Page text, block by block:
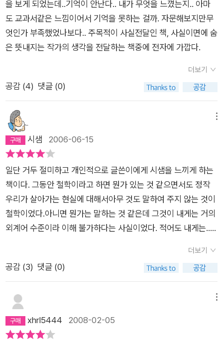
작정하고 설명하고자 하면 백과사전 두께도 모자라지 싶으니까.
정치, 경제, 사회, 문화, 교육, 역사, 철학... 그 어느 것도 사실 따로
놀지 않는다. 모두 유기적으로 혹은 그보다 더 깊게 서로를 간섭
하며 영향을 미치며 작용하고 있다. 그 흐름을 잘 읽을 수 있는
사람이 그 분야 모두 제대로 이해하게 되는 것이 아닐까. 생각해
보면, 내가 수학능력시험을 치를 때에는 그런 까닭에 과목을 섞어
이 섞여 있는 모양. 그래서 어느 한 과목이 조금 약해도, 다른 과
목의 지식에 기대어 문제를 풀 수 있게 출제했었는데, 요새는 영
역이 다 세분화되어서(시험지조차 구분되어 있다) 이전같은 기대
기(?)는 조금 힘들지 싶다. 그러나 시험문제는 따로 각각일지라
도 우리의 생활과 삶, 전체에서는 모두 섞이어 작용하는 그들이
니, 다양한 분야에 대한 긍정적인 관심은 늘 필요하지 싶다. 그리
고 그런 관심을 끌어오는 데에는 이같은 대중서가 큰 역할을 하기
마련이다. 작가의 부지런함에 고마움을 표하며, 다음 만남도 기
대해 본다.
을 보게 되었는데..기억이 안난다.. 내가 무엇을 느꼈는지.. 아마
도 교과서같은 느낌이어서 기억을 못하는 걸까. 자문해보지만무
엇인가 부족했었나보다.. 주목적이 사실전달인 책, 사실이면에 숨
은 뜻내지는 작가의 생각을 전달하는 책중에 전자에 가깝다.
더보기
공감 (4) 댓글 (0)
시샘 2006-06-15
일단 거두 절미하고 개인적으로 글쓴이에게 시샘을 느끼게 하는
책이다. 그동안 철학이라고 하면 뭔가 있는 것 같으면서도 정작
우리가 살아가는 현실에 대해서아무 것도 말하여 주지 않는 것이
철학이었다.아니면 뭔가는 말하는 것 같은데 그것이 내게는 거의
외계어 수준이라 이해 불가하다는 사실이었다. 적어도 내게는...
데도 철학이 있어야 한다는데그 둘은 도저히 내게 따로 국밥처럼
만 느껴졌다.각각은 이해가 되도 왜 그게 서로 관련되며 현실에
끼리끼리의 학문일 따름이었다.그런데 <철학, 역사를 만나다>
는 어떻게 철학이라고 하는 것이 현실과 관련이 있는지, 어떻게
현실에 영향을 미칠 수 있는지 보여준다. 그리고 왜 중요한지를
더보기
공감 (3) 댓글 (0)
xhrl5444 2008-02-05